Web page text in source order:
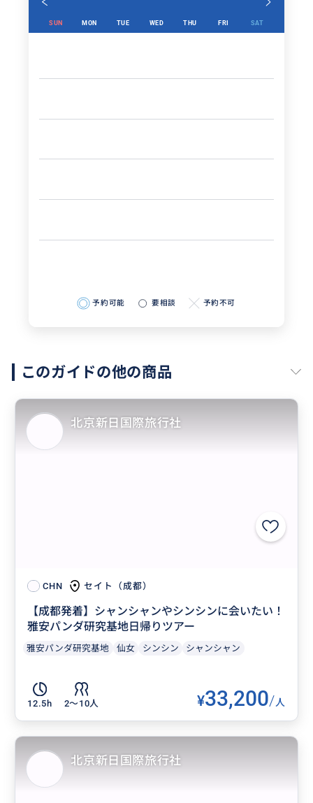
SUN MON TUE WED THU FRI SAT
予約可能 要相談 予約不可
このガイドの他の商品
CHN セイト（成都）
【成都発着】シャンシャンやシンシンに会いたい！
雅安パンダ研究基地日帰りツアー
雅安パンダ研究基地 仙女 シンシン シャンシャン
12.5h 2〜10人 ¥33,200/人
北京新日国際旅行社
北京新日国際旅行社